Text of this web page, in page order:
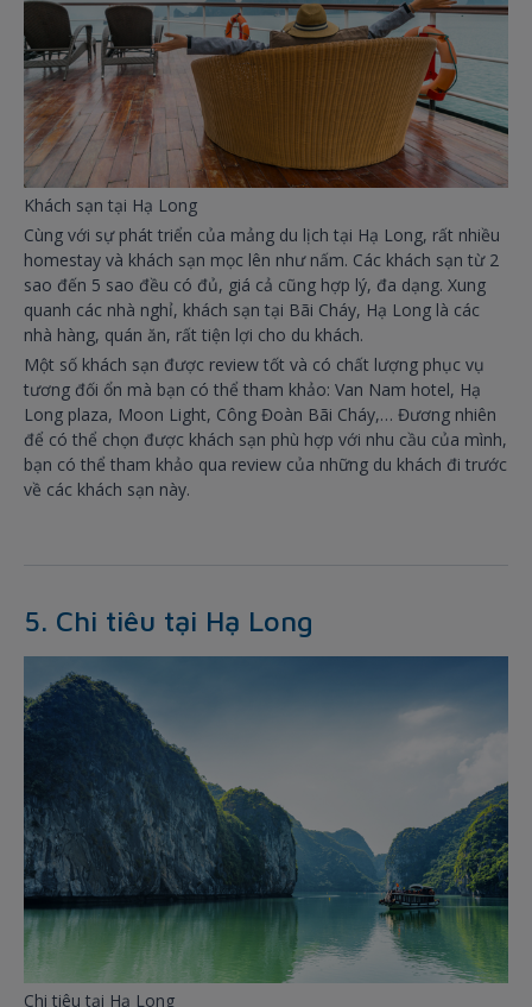
Khách sạn tại Hạ Long
Cùng với sự phát triển của mảng du lịch tại Hạ Long, rất nhiều
homestay và khách sạn mọc lên như nấm. Các khách sạn từ 2
sao đến 5 sao đều có đủ, giá cả cũng hợp lý, đa dạng. Xung
quanh các nhà nghỉ, khách sạn tại Bãi Cháy, Hạ Long là các
nhà hàng, quán ăn, rất tiện lợi cho du khách.
Một số khách sạn được review tốt và có chất lượng phục vụ
tương đối ổn mà bạn có thể tham khảo: Van Nam hotel, Hạ
Long plaza, Moon Light, Công Đoàn Bãi Cháy,… Đương nhiên
để có thể chọn được khách sạn phù hợp với nhu cầu của mình,
bạn có thể tham khảo qua review của những du khách đi trước
về các khách sạn này.
5. Chi tiêu tại Hạ Long
Chi tiêu tại Hạ Long